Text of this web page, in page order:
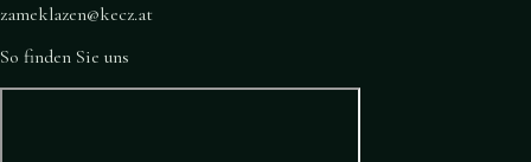
zameklazen@kecz.at
So finden Sie uns